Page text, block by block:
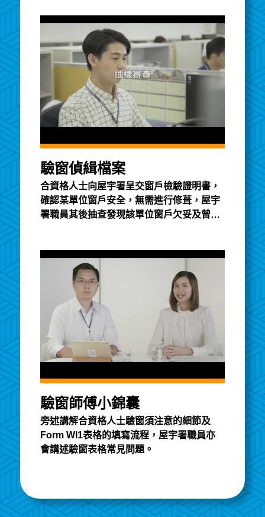
驗窗偵緝檔案
合資格人士向屋宇署呈交窗戶檢驗證明書，
確認某單位窗戶安全，無需進行修葺，屋宇
署職員其後抽查發現該單位窗戶欠妥及曾進
驗窗師傅小錦囊
旁述講解合資格人士驗窗須注意的細節及
Form WI1表格的填寫流程，屋宇署職員亦
會講述驗窗表格常見問題。